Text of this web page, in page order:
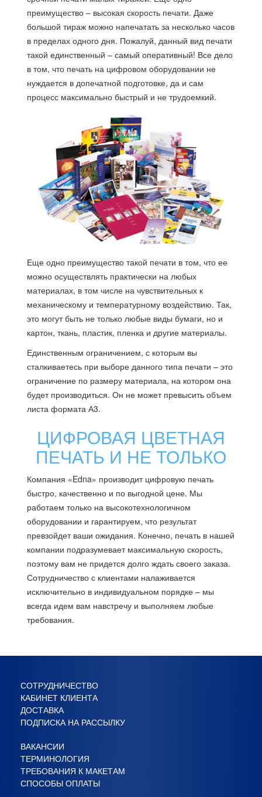
преимущество – высокая скорость печати. Даже
большой тираж можно напечатать за несколько часов
в пределах одного дня. Пожалуй, данный вид печати
такой единственный – самый оперативный! Все дело
в том, что печать на цифровом оборудовании не
нуждается в допечатной подготовке, да и сам
процесс максимально быстрый и не трудоемкий.
Еще одно преимущество такой печати в том, что ее
можно осуществлять практически на любых
материалах, в том числе на чувствительных к
механическому и температурному воздействию. Так,
это могут быть не только любые виды бумаги, но и
картон, ткань, пластик, пленка и другие материалы.
Единственным ограничением, с которым вы
сталкиваетесь при выборе данного типа печати – это
ограничение по размеру материала, на котором она
будет производиться. Он не может превысить объем
листа формата А3.
ЦИФРОВАЯ ЦВЕТНАЯ
ПЕЧАТЬ И НЕ ТОЛЬКО
Компания «Edna» производит цифровую печать
быстро, качественно и по выгодной цене. Мы
работаем только на высокотехнологичном
оборудовании и гарантируем, что результат
превзойдет ваши ожидания. Конечно, печать в нашей
компании подразумевает максимальную скорость,
поэтому вам не придется долго ждать своего заказа.
Сотрудничество с клиентами налаживается
исключительно в индивидуальном порядке – мы
всегда идем вам навстречу и выполняем любые
требования.
СОТРУДНИЧЕСТВО
КАБИНЕТ КЛИЕНТА
ДОСТАВКА
ПОДПИСКА НА РАССЫЛКУ
ВАКАНСИИ
ТЕРМИНОЛОГИЯ
ТРЕБОВАНИЯ К МАКЕТАМ
СПОСОБЫ ОПЛАТЫ